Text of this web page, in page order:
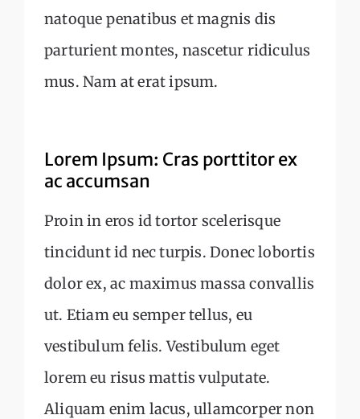
natoque penatibus et magnis dis
parturient montes, nascetur ridiculus
mus. Nam at erat ipsum.
Lorem Ipsum: Cras porttitor ex
ac accumsan
Proin in eros id tortor scelerisque
tincidunt id nec turpis. Donec lobortis
dolor ex, ac maximus massa convallis
ut. Etiam eu semper tellus, eu
vestibulum felis. Vestibulum eget
lorem eu risus mattis vulputate.
Aliquam enim lacus, ullamcorper non